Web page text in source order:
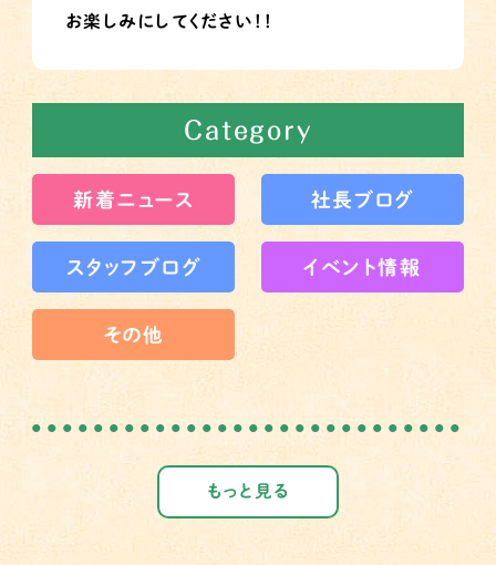
お楽しみにしてください！！
Category
新着ニュース 社長ブログ
スタッフブログ イベント情報
その他
もっと見る